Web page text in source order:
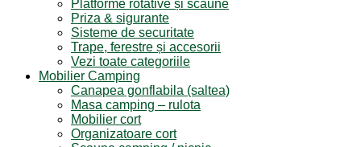
Platforme rotative și scaune
Priza & sigurante
Sisteme de securitate
Trape, ferestre și accesorii
Vezi toate categoriile
Mobilier Camping
Canapea gonflabila (saltea)
Masa camping – rulota
Mobilier cort
Organizatoare cort